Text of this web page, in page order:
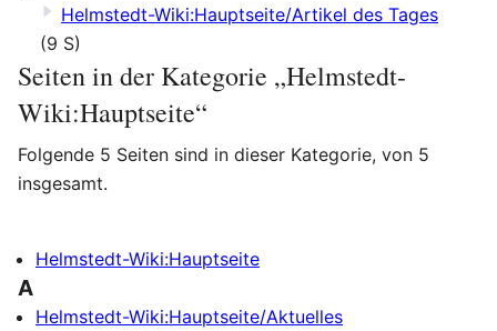
Helmstedt-Wiki:Hauptseite/Artikel des Tages
(9 S)
Seiten in der Kategorie „Helmstedt-
Wiki:Hauptseite“
Folgende 5 Seiten sind in dieser Kategorie, von 5
insgesamt.
Helmstedt-Wiki:Hauptseite
A
Helmstedt-Wiki:Hauptseite/Aktuelles